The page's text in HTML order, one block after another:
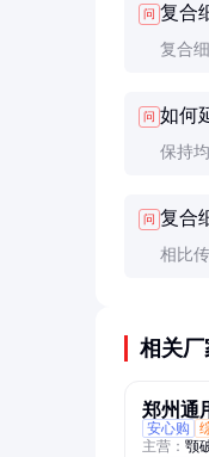
问 复合
复合
一冲
问 如何
保持
问 复合
相比
相关厂
郑州通
安心购
主营： 颚